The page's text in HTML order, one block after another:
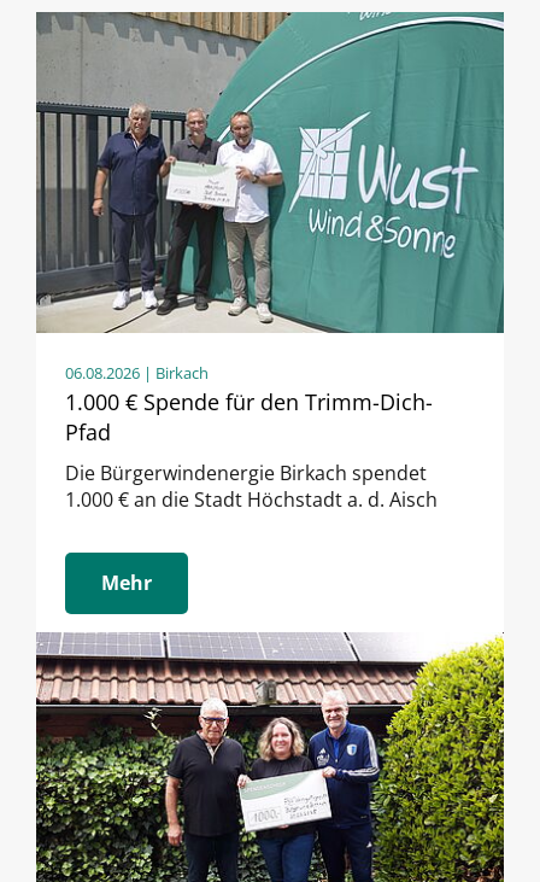
06.08.2026 | Birkach
1.000 € Spende für den Trimm-Dich-
Pfad
Die Bürgerwindenergie Birkach spendet
1.000 € an die Stadt Höchstadt a. d. Aisch
Mehr